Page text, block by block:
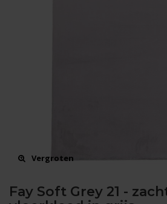
Vergroten
Fay Soft Grey 21 -